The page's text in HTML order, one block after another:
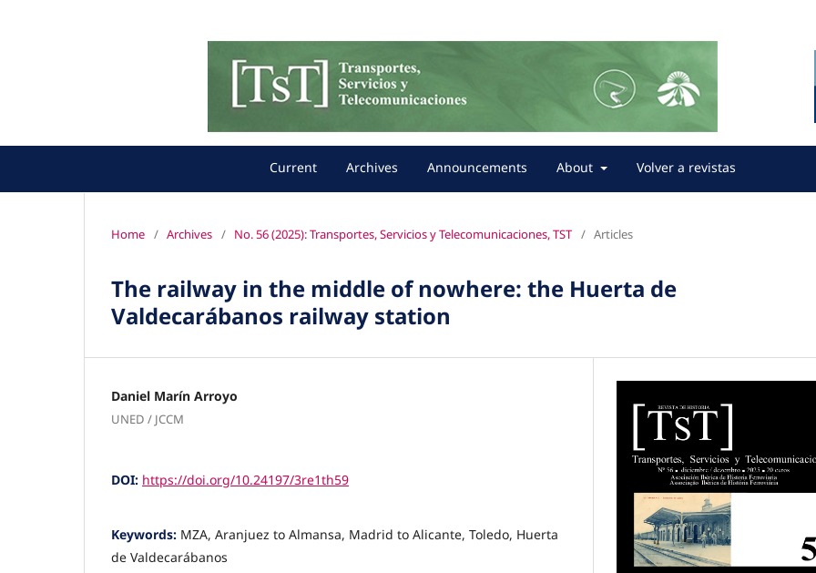
Current Archives Announcements About Volver a revistas
Home / Archives / No. 56 (2025): Transportes, Servicios y Telecomunicaciones, TST / Articles
The railway in the middle of nowhere: the Huerta de
Valdecarábanos railway station
Daniel Marín Arroyo
UNED / JCCM
DOI: https://doi.org/10.24197/3re1th59
Keywords: MZA, Aranjuez to Almansa, Madrid to Alicante, Toledo, Huerta
de Valdecarábanos